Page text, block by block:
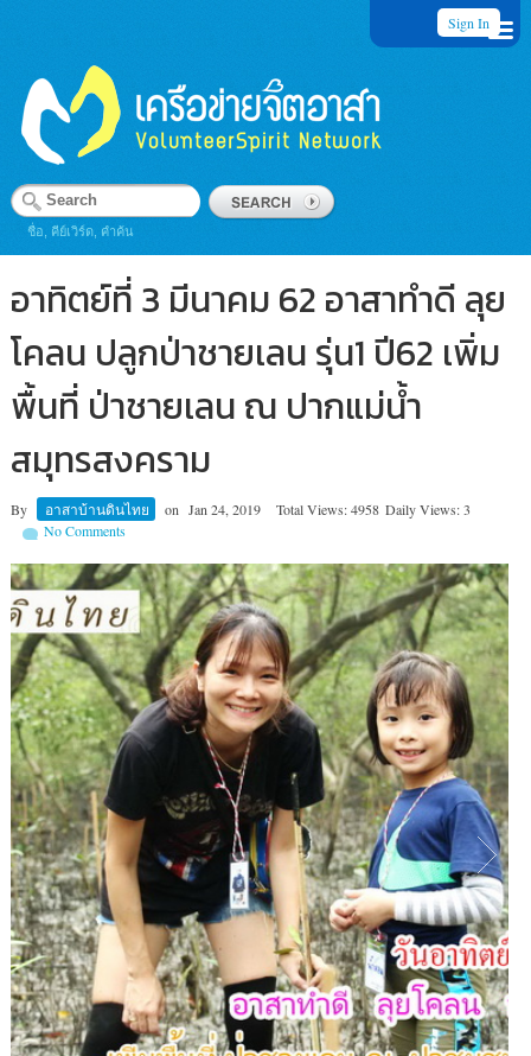
Sign In
ชื่อ, คีย์เวิร์ด, คำค้น
อาทิตย์ที่ 3 มีนาคม 62 อาสาทำดี ลุย
โคลน ปลูกป่าชายเลน รุ่น1 ปี62 เพิ่ม
พื้นที่ ป่าชายเลน ณ ปากแม่น้ำ
สมุทรสงคราม
By อาสาบ้านดินไทย on Jan 24, 2019 Total Views: 4958 Daily Views: 3
No Comments